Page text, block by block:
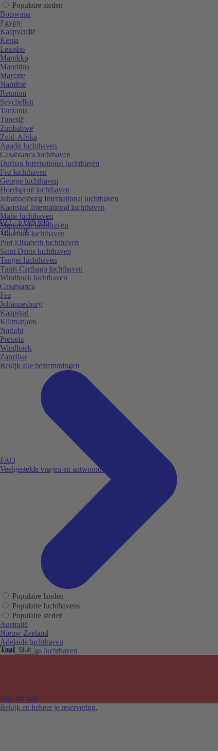
Taal Sluit
023 - 5 699 696
Tot 17:30
FAQ
Veelgestelde vragen en antwoorden.
Doe het zelf
Bekijk en beheer je reservering.
Populaire steden
Botswana
Egypte
Kaapverdië
Kenia
Lesotho
Marokko
Mauritius
Mayotte
Namibië
Reunion
Seychellen
Tanzania
Tunesië
Zimbabwe
Zuid-Afrika
Agadir luchthaven
Casablanca luchthaven
Durban International luchthaven
Fez luchthaven
George luchthaven
Hoedspruit luchthaven
Johannesburg International luchthaven
Kaapstad International luchthaven
Mahe luchthaven
Marrakesh luchthaven
Mauritius luchthaven
Port Elizabeth luchthaven
Saint Denis luchthaven
Tanger luchthaven
Tunis Carthago luchthaven
Windhoek luchthaven
Casablanca
Fez
Johannesburg
Kaapstad
Kilimanjaro
Nariobi
Pretoria
Windhoek
Zanzibar
Bekijk alle bestemmingen
Populaire landen
Populaire luchthavens
Populaire steden
Australië
Nieuw-Zeeland
Adelaide luchthaven
Alice Springs luchthaven
Melbourne Tullamarine luchthaven
Perth luchthaven
Sydney luchthaven